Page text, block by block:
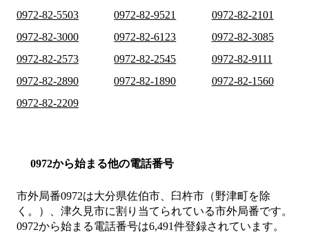
0972-82-5503
0972-82-9521
0972-82-2101
0972-82-3000
0972-82-6123
0972-82-3085
0972-82-2573
0972-82-2545
0972-82-9111
0972-82-2890
0972-82-1890
0972-82-1560
0972-82-2209
0972から始まる他の電話番号
市外局番0972は大分県佐伯市、臼杵市（野津町を除
く。）、津久見市に割り当てられている市外局番です。
0972から始まる電話番号は6,491件登録されています。